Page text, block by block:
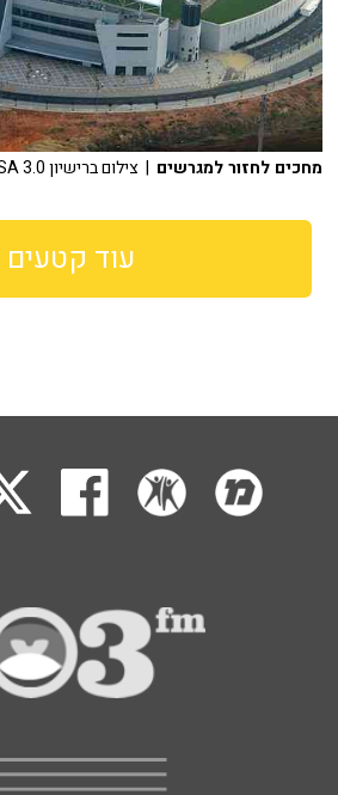
מחכים לחזור למגרשים | צילום ברישיון CC BY-SA 3.0 עמוס מירון
עוד קטעים